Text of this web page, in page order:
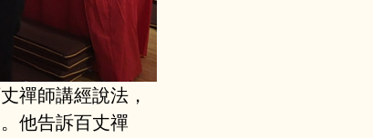
禪師講經說法，
他告訴百丈禪